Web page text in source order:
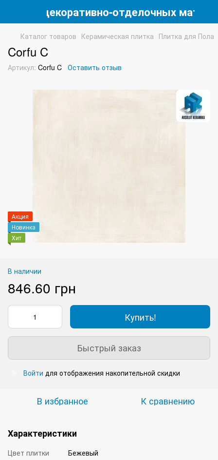
декоративно-отделочных
Каталог товаров Керамическая плитка Плитка для Пола
Corfu C
Артикул: Corfu C Оставить отзыв
Акция
Новинка
Хит
В наличии
846.60 грн
Купить!
Быстрый заказ
Войти для отображения накопительной скидки
В избранное К сравнению
Характеристики
Цвет плитки
Бежевый